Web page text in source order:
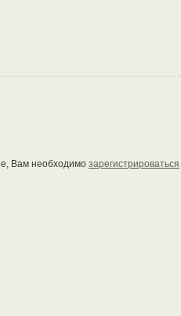
Вам необходимо зарегистрироваться